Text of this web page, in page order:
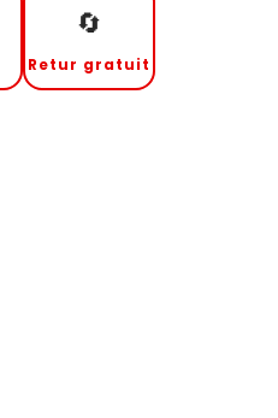
🔄
Retur gratuit